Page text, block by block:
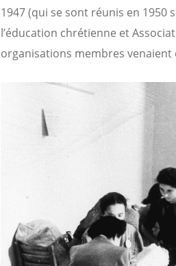
1947 (qui se sont réunis en 1950
l’éducation chrétienne et
organisations membres venaient